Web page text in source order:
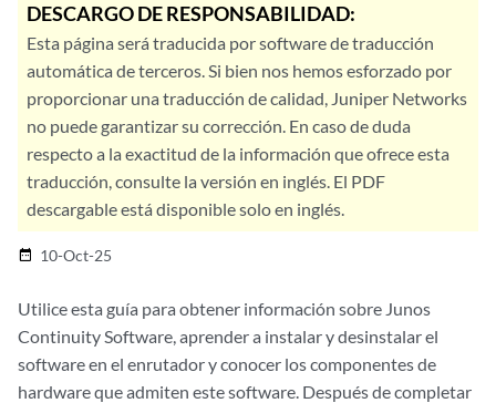
DESCARGO DE RESPONSABILIDAD:
Esta página será traducida por software de traducción
automática de terceros. Si bien nos hemos esforzado por
proporcionar una traducción de calidad, Juniper Networks
no puede garantizar su corrección. En caso de duda
respecto a la exactitud de la información que ofrece esta
traducción, consulte la versión en inglés. El PDF
descargable está disponible solo en inglés.
date_range 10-Oct-25
Utilice esta guía para obtener información sobre Junos
Continuity Software, aprender a instalar y desinstalar el
software en el enrutador y conocer los componentes de
hardware que admiten este software. Después de completar